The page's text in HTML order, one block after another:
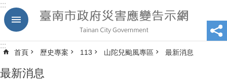
跳到主要內容區塊
:::
:::
首頁 歷史專案 113 山陀兒颱風專區 最新消息
最新消息